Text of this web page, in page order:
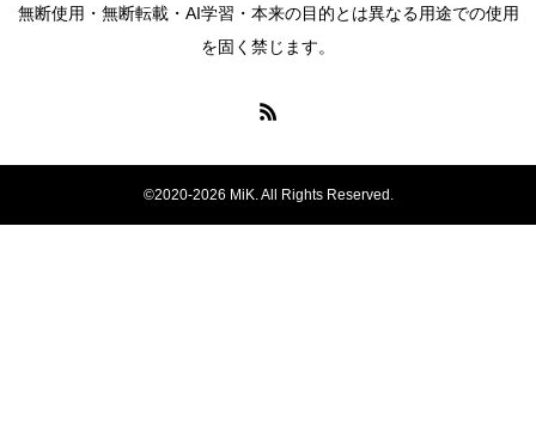
無断使用・無断転載・AI学習・本来の目的とは異なる用途での使用
を固く禁じます。
©2020-2026 MiK. All Rights Reserved.